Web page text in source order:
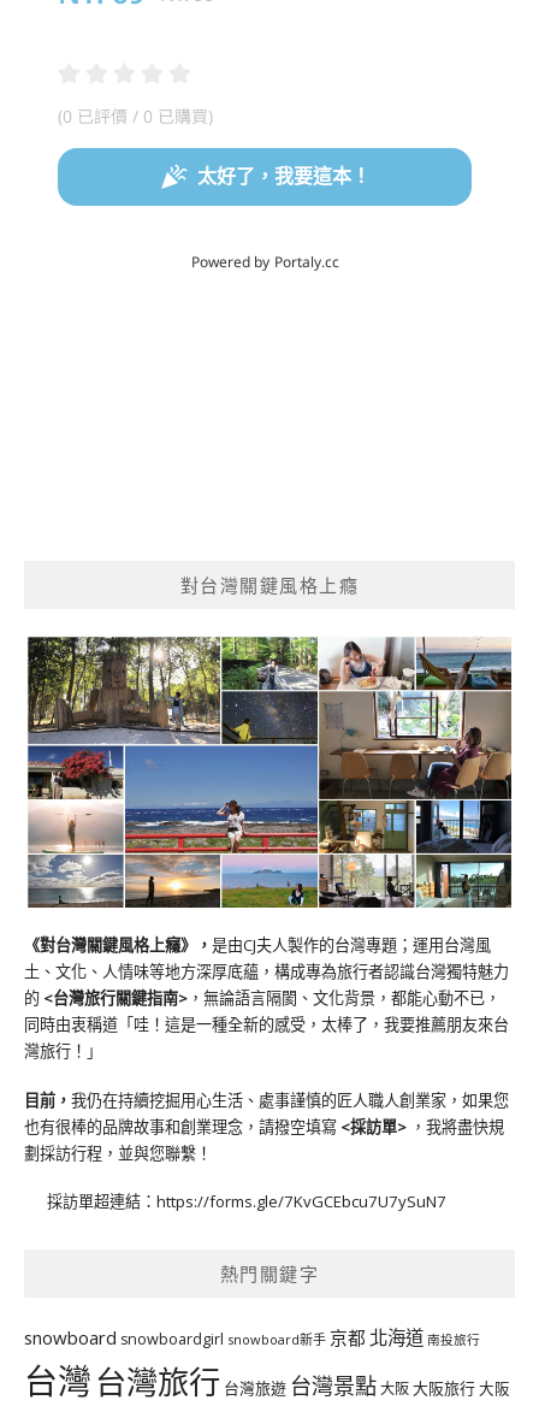
對台灣關鍵風格上癮
《對台灣關鍵風格上癮》 ， 是由CJ夫人製作的台灣專題；運用台灣風
土、文化、人情味等地方深厚底蘊，構成專為旅行者認識台灣獨特魅力
的 <台灣旅行關鍵指南> ，無論語言隔閡、文化背景，都能心動不已，
同時由衷稱道「哇！這是一種全新的感受，太棒了，我要推薦朋友來台
灣旅行！」
目前， 我仍在持續挖掘用心生活、處事謹慎的匠人職人創業家，如果您
也有很棒的品牌故事和創業理念，請撥空填寫 <採訪單> ，我將盡快規
劃採訪行程，並與您聯繫！
採訪單超連結： https://forms.gle/7KvGCEbcu7U7ySuN7
熱門關鍵字
snowboard snowboardgirl snowboard新手 京都 北海道 南投旅行
台灣台灣旅行 台灣旅遊 台灣景點大阪大阪旅行大阪